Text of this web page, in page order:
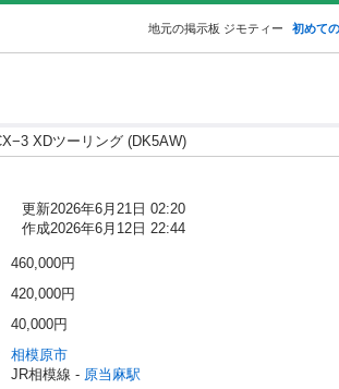
地元の掲示板 ジモティー 初めて
XDツーリング (DK5AW)
更新2026年6月21日 02:20
作成2026年6月12日 22:44
460,000円
420,000円
40,000円
相模原市
JR相模線 - 原当麻駅